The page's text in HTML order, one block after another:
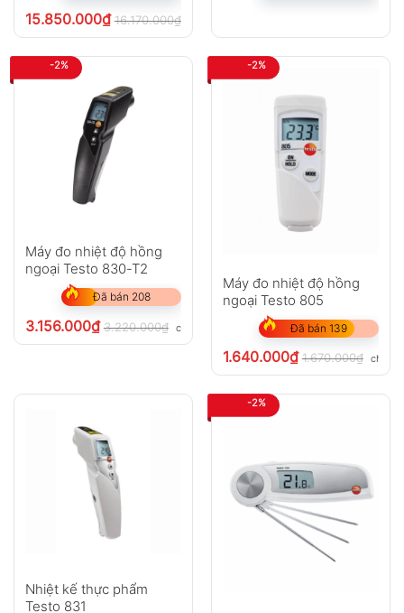
15.850.000₫ 16.170.000₫
-2%
Máy đo nhiệt độ hồng
ngoại Testo 830-T2
Đã bán 208
3.156.000₫ 3.220.000₫ chưa VAT 8%
-2%
Máy đo nhiệt độ hồng
ngoại Testo 805
Đã bán 139
1.640.000₫ 1.670.000₫ chưa
Nhiệt kế thực phẩm
Testo 831
-2%